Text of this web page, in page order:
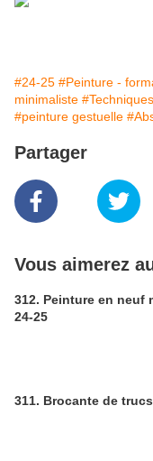
#24-25 #Peinture -
minimaliste
#peinture gestuelle
Partager
Vous aimerez
312. Peinture en neuf
24-25
311. Brocante de